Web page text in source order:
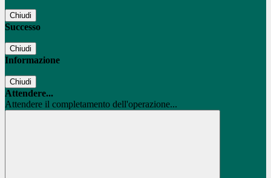
Chiudi
Successo
Chiudi
Informazione
Chiudi
Attendere...
Attendere il completamento dell'operazione...